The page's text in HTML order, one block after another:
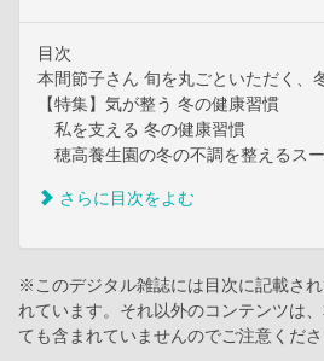
目次
本間節子さん 旬を丸ごといただく、
【特集】気が整う 冬の健康習慣
私を支える 冬の健康習慣
穂高養生園の冬の不調を整えるス
さらに目次をよむ
※このデジタル雑誌には目次に記載さ
れています。それ以外のコンテンツは
ても含まれていませんのでご注意くださ